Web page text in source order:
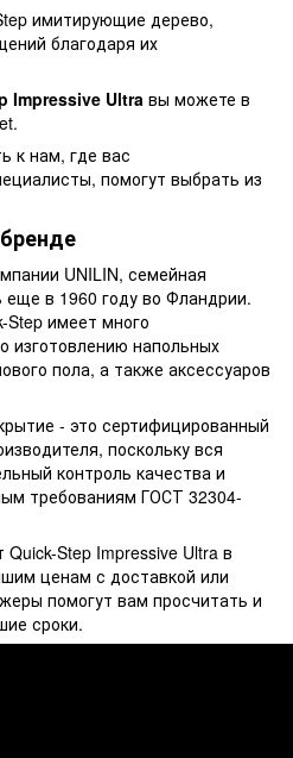
имитирующие дерево,
благодаря их
Impressive Ultra вы можете в
к нам, где вас
помогут выбрать из
UNILIN, семейная
еще в 1960 году во Фландрии.
Step имеет много
изготовлению напольных
пола, а также аксессуаров
- это сертифицированный
поскольку вся
контроль качества и
требованиям ГОСТ 32304-
Step Impressive Ultra в
ценам с доставкой или
помогут вам просчитать и
сроки.